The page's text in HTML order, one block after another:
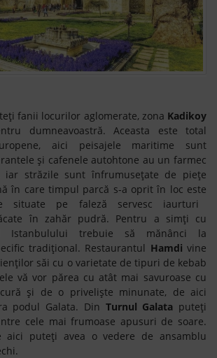
fanii locurilor aglomerate, zona Kadikoy
dumneavoastră. Aceasta este total
aici peisajele maritime sunt
și cafenele autohtone au un farmec
străzile sunt înfrumusețate de piețe
în care timpul parcă s-a oprit în loc este
situate pe faleză servesc iaurturi
în zahăr pudră. Pentru a simți cu
Istanbulului trebuie să mănânci la
tradițional. Restaurantul Hamdivine
săi cu o varietate de tipuri de kebab
vă vor părea cu atât mai savuroase cu
și de o priveliște minunate, de aici
podul Galata. Din Turnul Galata puteți
cele mai frumoase apusuri de soare.
aici puteți avea o vedere de ansamblu